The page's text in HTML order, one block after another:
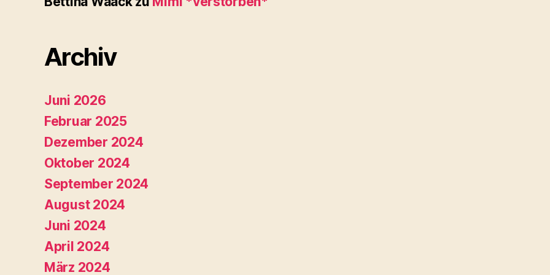
Archiv
Juni 2026
Februar 2025
Dezember 2024
Oktober 2024
September 2024
August 2024
Juni 2024
April 2024
März 2024